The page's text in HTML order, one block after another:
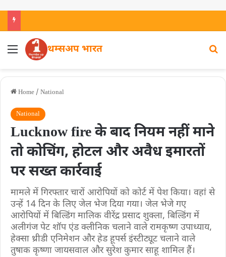
थम्सअप भारत
Home / National
National
Lucknow fire के बाद नियम नहीं माने
तो कोचिंग, होटल और अवैध इमारतों
पर सख्त कार्रवाई
मामले में गिरफ्तार चारों आरोपियों को कोर्ट में पेश किया। वहां से
उन्हें 14 दिन के लिए जेल भेज दिया गया। जेल भेजे गए
आरोपियों में बिल्डिंग मालिक वीरेंद्र प्रसाद शुक्ला, बिल्डिंग में
अलीगंज पेट शॉप एंड क्लीनिक चलाने वाले रामकृष्ण उपाध्याय,
हेक्सा थ्रीडी एनिमेशन और हेड हूपर्स इंस्टीट्यूट चलाने वाले
तुषाक कृष्णा जायसवाल और सुरेश कुमार साहू शामिल हैं।